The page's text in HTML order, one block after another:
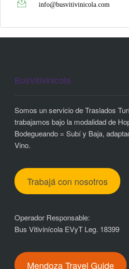
info@busvitivinicola.com
BusVitivinicola
Somos un servicio de Traslados
trabajamos bajo la modalidad de
Bodegueando = Subí y Baja,
Vino.
Trabajá con nosotros
Operador Responsable:
Bus Vitivinícola EVyT Leg. 18399
Mendoza Travel Guide